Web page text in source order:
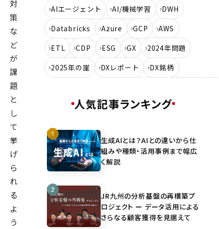
対
策
な
ど
が
課
題
と
し
て
挙
げ
ら
れ
る
よ
う
AIエージェント
AI/機械学習
DWH
Databricks
Azure GCP
AWS
ETL
CDP ESG GX
2024年問題
2025年の崖
DXレポート DX銘柄
人気記事ランキング
生成AIとは？AIとの違いから仕
組みや種類・活用事例まで幅広
く解説
JR九州の分析基盤の再構築プ
ロジェクト ー データ活用による
さらなる顧客獲得を見据えて